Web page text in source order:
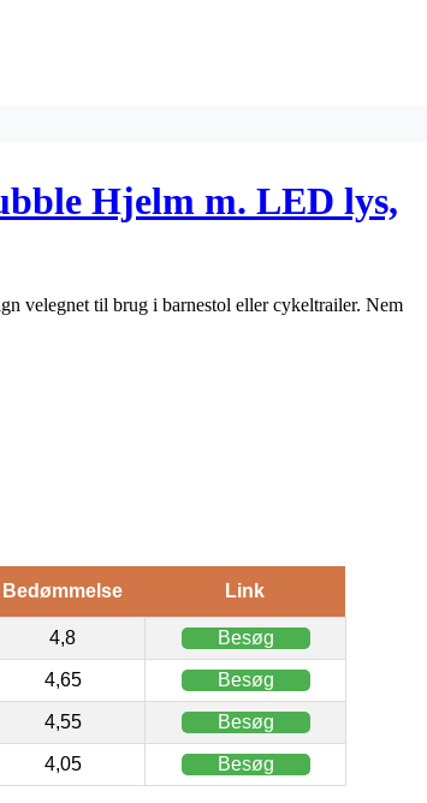
Hjelm m. LED lys,
velegnet til brug i barnestol eller cykeltrailer. Nem
Bedømmelse Link
4,8 Besøg
4,65 Besøg
4,55 Besøg
4,05 Besøg